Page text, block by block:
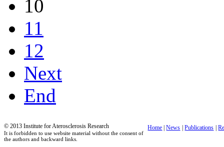
10
11
12
Next
End
© 2013 Institute for Aterosclerosis Research
It is forbidden to use website material without the consent of
the authors and backward links.
Home |News |Publications |